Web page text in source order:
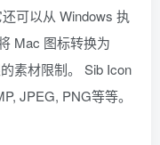
可以从 Windows 执
Mac 图标转换为
素材限制。 Sib Icon
JPEG, PNG等等。